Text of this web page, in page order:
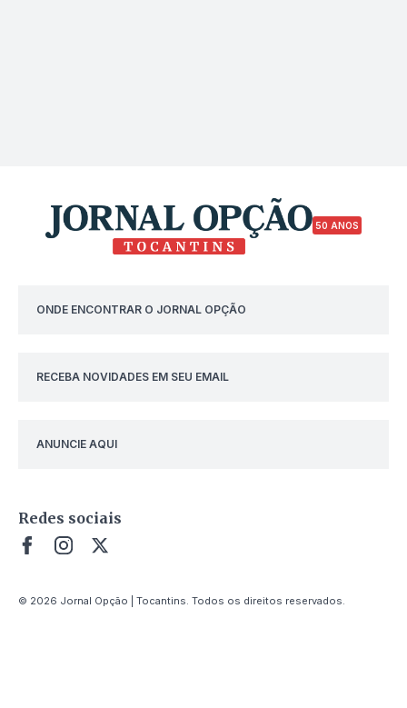
50 ANOS
ONDE ENCONTRAR O JORNAL OPÇÃO
RECEBA NOVIDADES EM SEU EMAIL
ANUNCIE AQUI
Redes sociais
© 2026 Jornal Opção | Tocantins. Todos os direitos reservados.